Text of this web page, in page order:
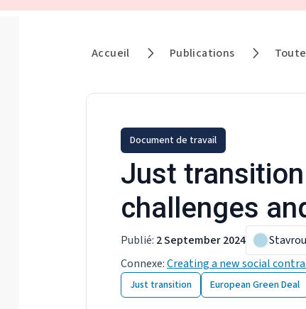
Accueil Publications
Document de travail
Just
challenges
Publié: 2 September 2024
Connexe:Creating a new social
Just transition European Green Deal